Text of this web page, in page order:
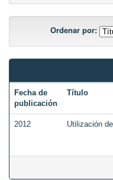
Ordenar por:
Fecha de
publicación
Título
2012 Utilización